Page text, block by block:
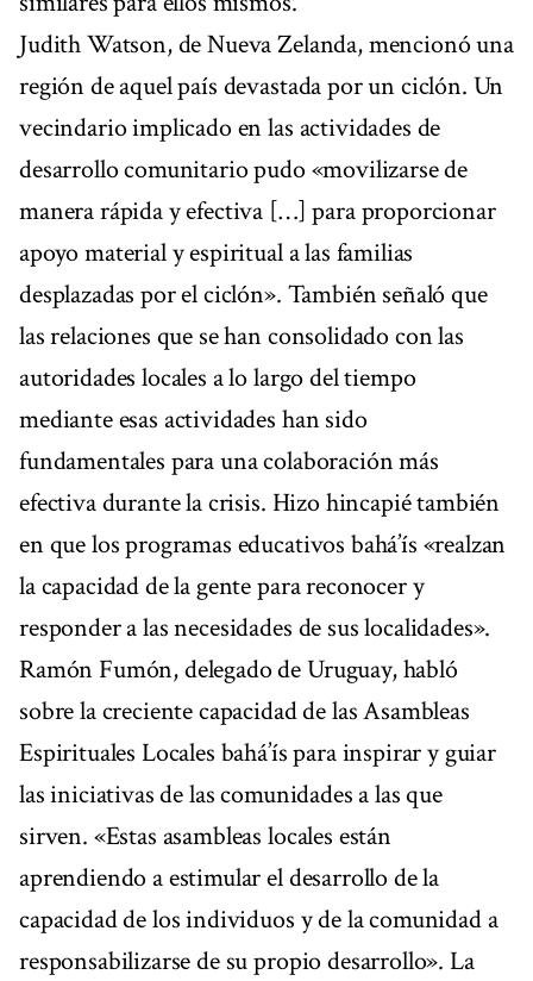
Judith Watson, de Nueva Zelanda, mencionó una
región de aquel país devastada por un ciclón. Un
vecindario implicado en las actividades de
desarrollo comunitario pudo «movilizarse de
manera rápida y efectiva […] para proporcionar
apoyo material y espiritual a las familias
desplazadas por el ciclón». También señaló que
las relaciones que se han consolidado con las
autoridades locales a lo largo del tiempo
mediante esas actividades han sido
fundamentales para una colaboración más
efectiva durante la crisis. Hizo hincapié también
en que los programas educativos bahá’ís «realzan
la capacidad de la gente para reconocer y
responder a las necesidades de sus localidades».
Ramón Fumón, delegado de Uruguay, habló
sobre la creciente capacidad de las Asambleas
Espirituales Locales bahá’ís para inspirar y guiar
las iniciativas de las comunidades a las que
sirven. «Estas asambleas locales están
aprendiendo a estimular el desarrollo de la
capacidad de los individuos y de la comunidad a
responsabilizarse de su propio desarrollo». La